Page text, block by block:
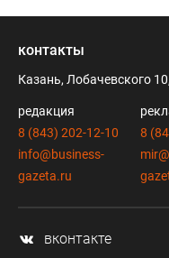
контакты
Казань, Лобачевского
редакция
8 (843) 202-12-10
info@business-
gazeta.ru
8
вконтакте